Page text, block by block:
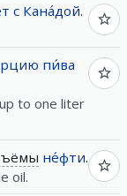
с Кана́дой.
пи́ва
to one liter
не́фти.
oil.